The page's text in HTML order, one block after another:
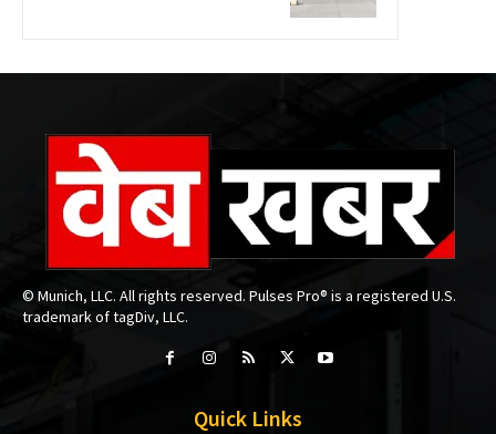
© Munich, LLC. All rights reserved. Pulses Pro® is a registered U.S.
trademark of tagDiv, LLC.
Quick Links